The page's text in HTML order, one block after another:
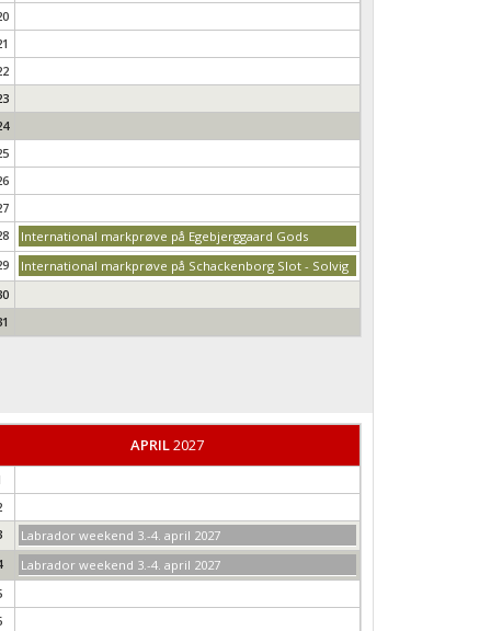
International markprøve på Egebjerggaard Gods
International markprøve på Schackenborg Slot - Solvig
APRIL2027
Labrador weekend 3.-4. april 2027
Labrador weekend 3.-4. april 2027